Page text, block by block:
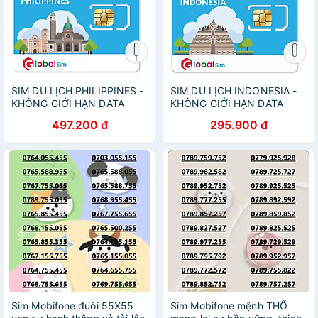
SIM DU LỊCH PHILIPPINES -
KHÔNG GIỚI HẠN DATA
497.200 đ
SIM DU LỊCH INDONESIA -
KHÔNG GIỚI HẠN DATA
295.900 đ
Sim Mobifone đuôi 55X55
Sim Mobifone mệnh THỔ